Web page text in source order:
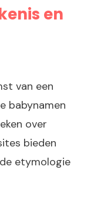
en
van een
babynamen
over
bieden
etymologie